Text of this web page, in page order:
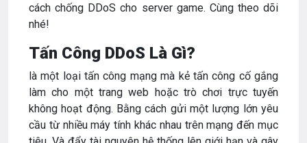
cách chống DDoS cho server game. Cùng theo dõi
nhé!
Tấn Công DDoS Là Gì?
là một loại tấn công mạng mà kẻ tấn công cố gắng
làm cho một trang web hoặc trò chơi trực tuyến
không hoạt động. Bằng cách gửi một lượng lớn yêu
cầu từ nhiều máy tính khác nhau trên mạng đến mục